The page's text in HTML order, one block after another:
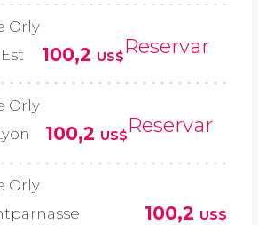
Orly
100,2 US$Reservar
Orly
100,2 US$Reservar
Orly
100,2 US$